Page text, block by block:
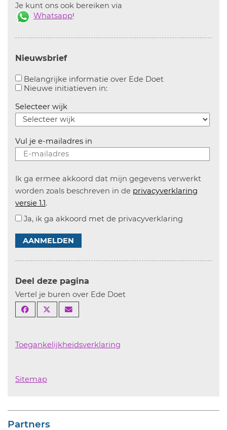
Je kunt ons ook bereiken via
Whatsapp!
Nieuwsbrief
Belangrijke informatie over Ede Doet
Nieuwe initiatieven in:Aanvinken om informatie over
Selecteer wijk
Vul je e-mailadres in
Ik ga ermee akkoord dat mijn gegevens verwerkt
worden zoals beschreven in de privacyverklaring
versie 1.1.
Ja, ik ga akkoord met de privacyverklaring
AANMELDEN
Deel deze pagina
Vertel je buren over Ede Doet
Toegankelijkheidsverklaring
Sitemap
Partners